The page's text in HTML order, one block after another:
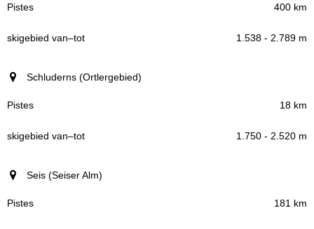
400 km
1.538 - 2.789 m
Schluderns (Ortlergebied)
18 km
1.750 - 2.520 m
Seis (Seiser Alm)
181 km